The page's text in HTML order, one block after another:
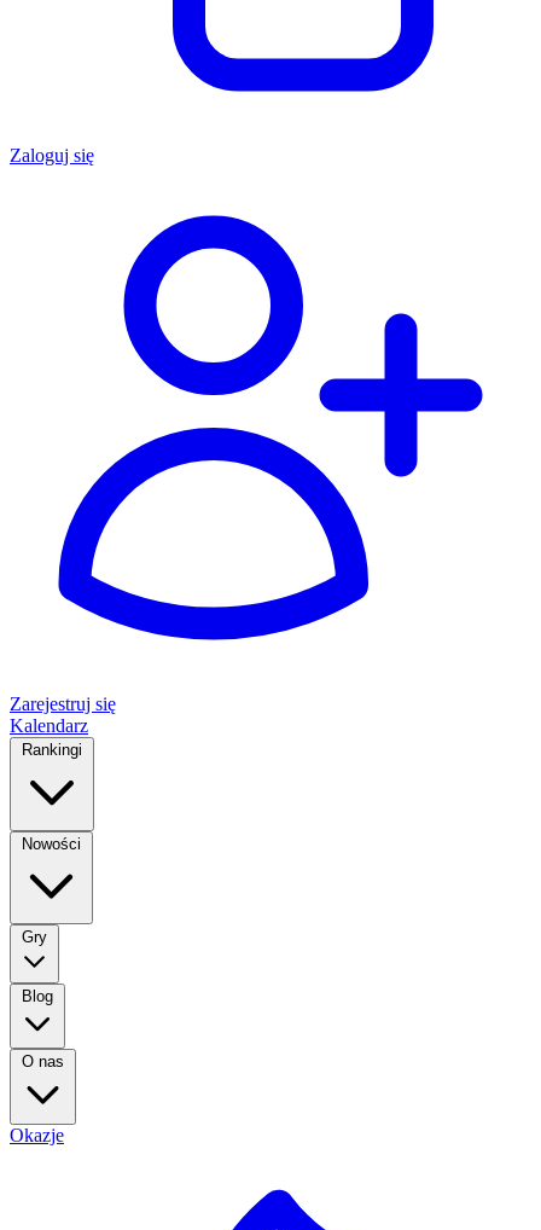
Zaloguj się
Zarejestruj się
Kalendarz
Rankingi
Nowości
Gry
Blog
O nas
Okazje